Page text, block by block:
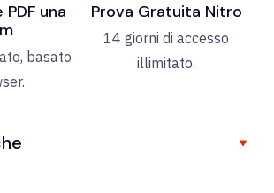
una
basato
Prova Gratuita Nitro
14 giorni di accesso
illimitato.